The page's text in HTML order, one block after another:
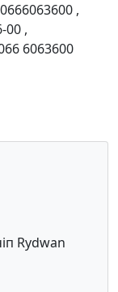
,
00 ,
6063600
Rydwan